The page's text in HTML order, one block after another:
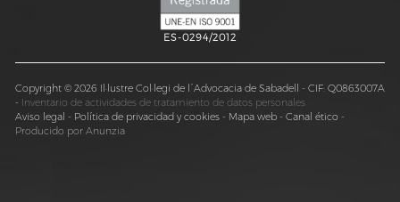
ES-0294/2012
Copyright © 2026 Il·lustre Col·legi de l´Advocacia de Sabadell - CIF: Q0863007A
- Inventario de actividades de tratamiento de datos personales
Aviso legal - Política de privacidad y cookies - Mapa web - Canal ético -
Producido por Anunzia